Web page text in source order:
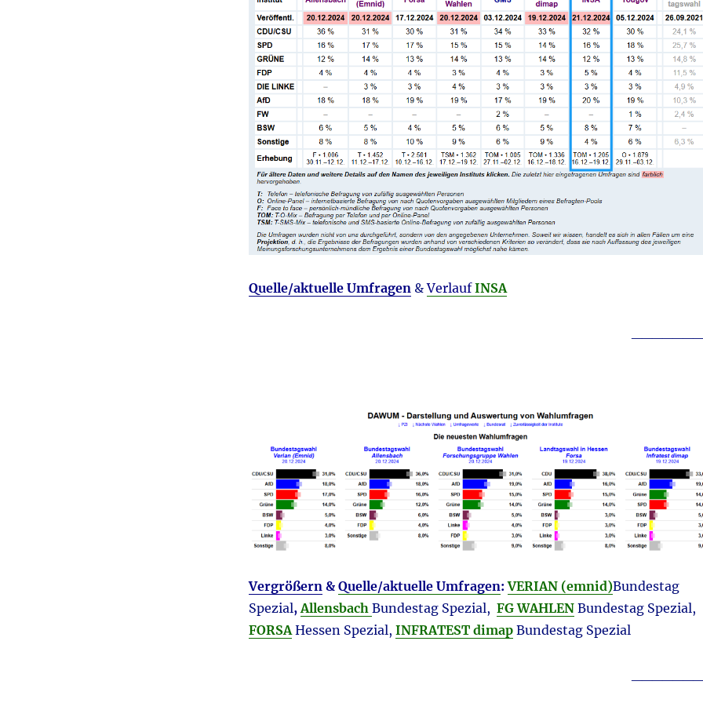
Quelle/aktuelle Umfragen&Verlauf INSA
Vergrößern& Quelle/aktuelle Umfragen:VERIAN (emnid)Bundestag
Spezial,Allensbach Bundestag Spezial, FG WAHLENBundestag Spezial,
FORSAHessen Spezial, INFRATEST dimapBundestag Spezial